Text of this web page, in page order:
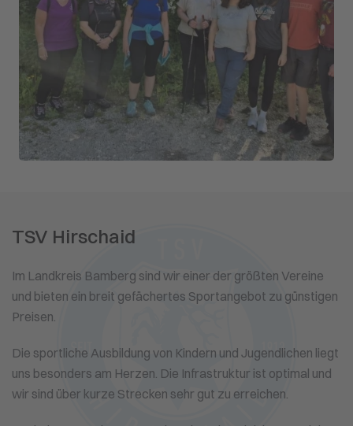
TSV Hirschaid
Im Landkreis Bamberg sind wir einer der größten Vereine
und bieten ein breit gefächertes Sportangebot zu günstigen
Preisen.
Die sportliche Ausbildung von Kindern und Jugendlichen liegt
uns besonders am Herzen. Die Infrastruktur ist optimal und
wir sind über kurze Strecken sehr gut zu erreichen.